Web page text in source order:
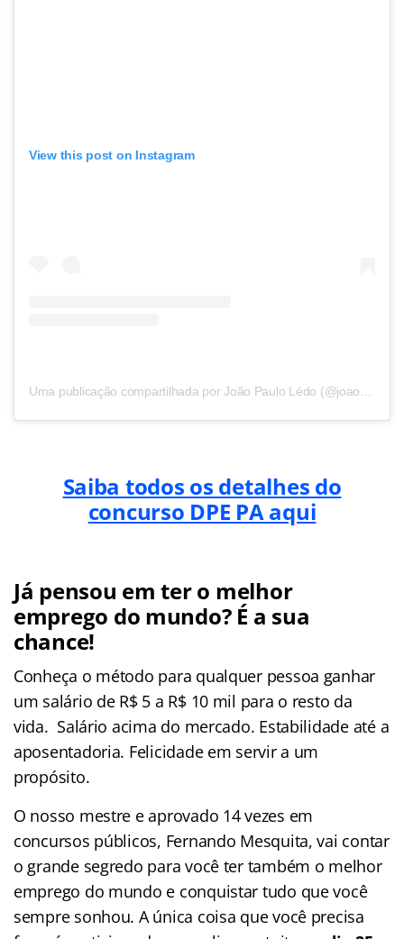
View this post on Instagram
Uma publicação compartilhada por João Paulo Lédo (@joaopaulocarneiroledo)
Saiba todos os detalhes do
concurso DPE PA aqui
Já pensou em ter o melhor
emprego do mundo? É a sua
chance!
Conheça o método para qualquer pessoa ganhar
um salário de R$ 5 a R$ 10 mil para o resto da
vida. Salário acima do mercado. Estabilidade até a
aposentadoria. Felicidade em servir a um
propósito.
O nosso mestre e aprovado 14 vezes em
concursos públicos, Fernando Mesquita, vai contar
o grande segredo para você ter também o melhor
emprego do mundo e conquistar tudo que você
sempre sonhou. A única coisa que você precisa